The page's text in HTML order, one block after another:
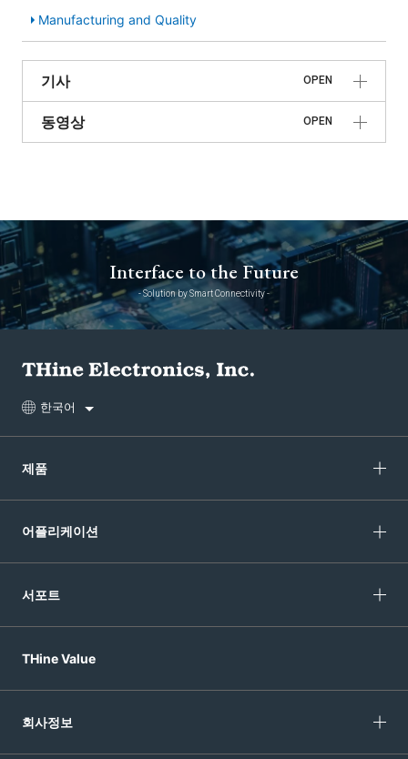
Manufacturing and Quality
기사 OPEN
동영상 OPEN
Interface to the Future
- Solution by Smart Connectivity -
한국어
제품
어플리케이션
서포트
THine Value
회사정보